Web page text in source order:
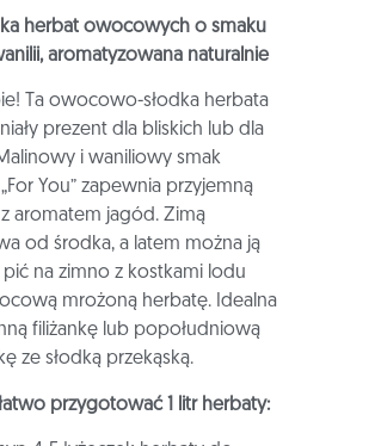
herbat owocowych o smaku
aromatyzowana naturalnie
Ta owocowo-słodka herbata
prezent dla bliskich lub dla
i waniliowy smak
You” zapewnia przyjemną
z aromatem jagód. Zimą
od środka, a latem można ją
na zimno z kostkami lodu
mrożoną herbatę. Idealna
filiżankę lub popołudniową
ze słodką przekąską.
przygotować 1 litr herbaty: